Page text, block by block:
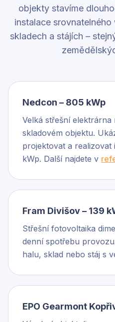
objekty stavíme
instalace
skladech a stájích –
Nedcon – 805 kWp
Velká střešní
skladovém objektu.
projektovat a realizovat
kWp. Další najdete v
Fram Divišov – 139
Střešní fotovoltaika
denní spotřebu
halu, sklad nebo stáj s
EPO Gearmont